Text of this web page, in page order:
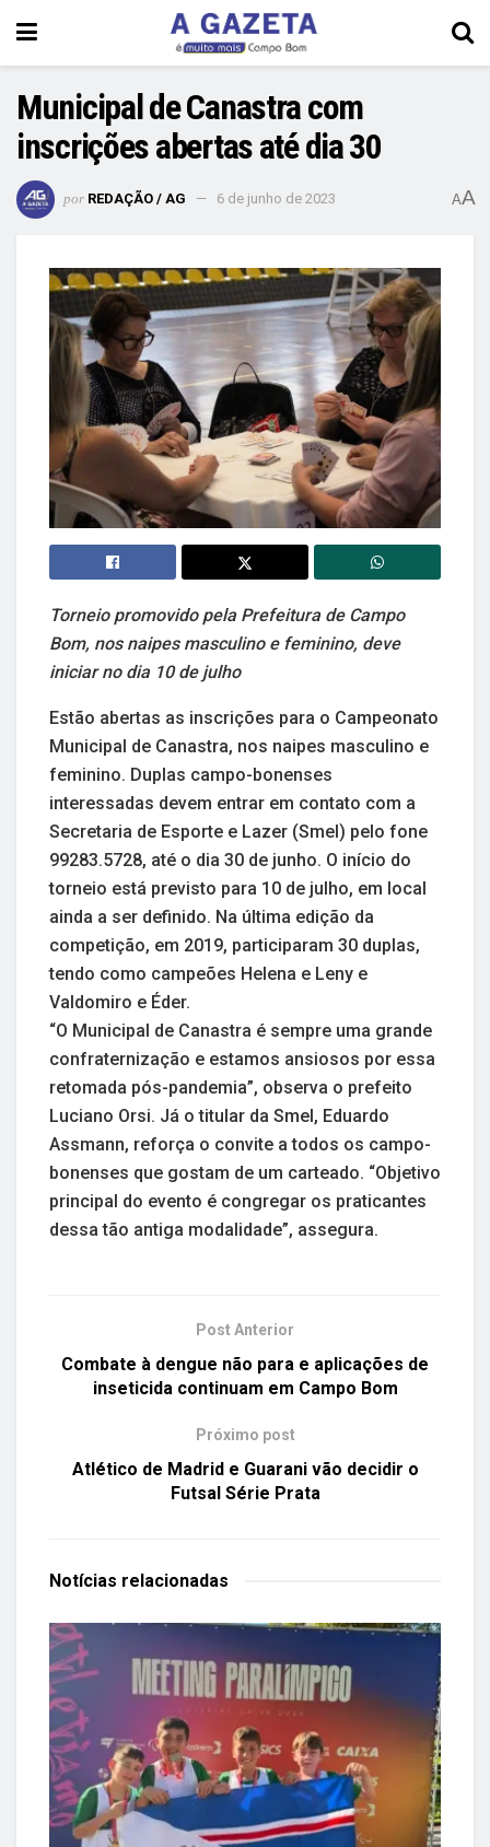
Municipal de Canastra com
inscrições abertas até dia 30
por REDAÇÃO / AG 6 de junho de 2023 AA
Torneio promovido pela Prefeitura de Campo
Bom, nos naipes masculino e feminino, deve
iniciar no dia 10 de julho
Estão abertas as inscrições para o Campeonato
Municipal de Canastra, nos naipes masculino e
feminino. Duplas campo-bonenses
interessadas devem entrar em contato com a
Secretaria de Esporte e Lazer (Smel) pelo fone
99283.5728, até o dia 30 de junho. O início do
torneio está previsto para 10 de julho, em local
ainda a ser definido. Na última edição da
competição, em 2019, participaram 30 duplas,
tendo como campeões Helena e Leny e
Valdomiro e Éder.
“O Municipal de Canastra é sempre uma grande
confraternização e estamos ansiosos por essa
retomada pós-pandemia”, observa o prefeito
Luciano Orsi. Já o titular da Smel, Eduardo
Assmann, reforça o convite a todos os campo-
bonenses que gostam de um carteado. “Objetivo
principal do evento é congregar os praticantes
dessa tão antiga modalidade”, assegura.
Post Anterior
Combate à dengue não para e aplicações de
inseticida continuam em Campo Bom
Próximo post
Atlético de Madrid e Guarani vão decidir o
Futsal Série Prata
Notícias relacionadas